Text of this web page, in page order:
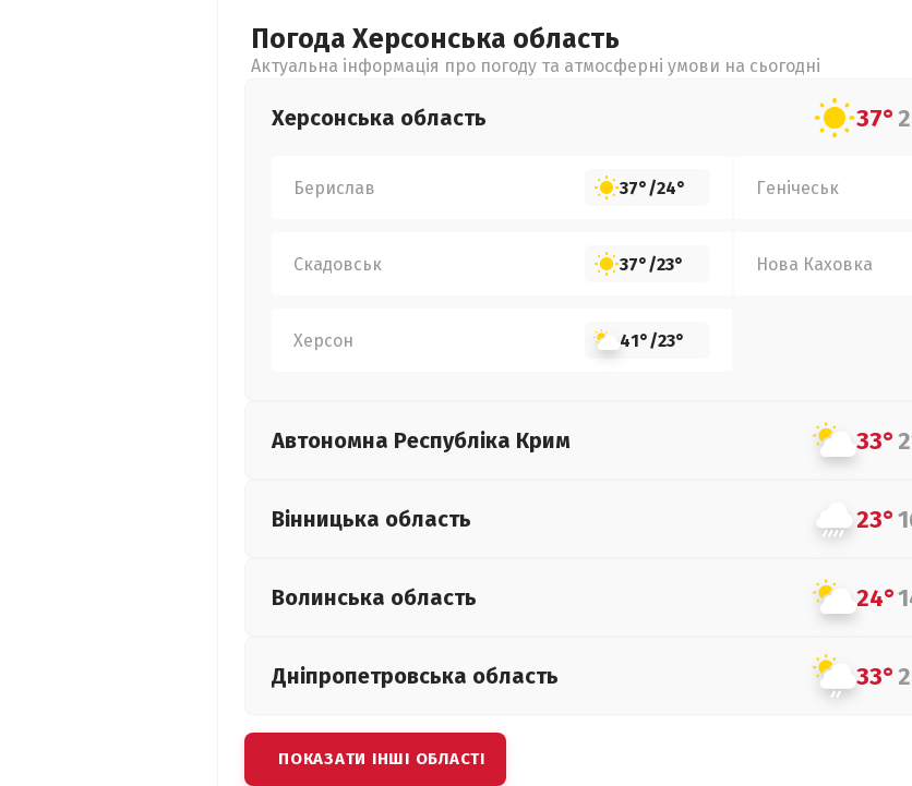
Погода Херсонська область
Актуальна інформація про погоду та атмосферні умови на сьогодні
Херсонська область 37°
Берислав 37°/24° Генічеськ
Скадовськ 37°/23° Нова Каховка
Херсон 41°/23°
Автономна Республіка Крим 33°
Вінницька область 23°
Волинська область 24°
Дніпропетровська область 33°
ПОКАЗАТИ ІНШІ ОБЛАСТІ